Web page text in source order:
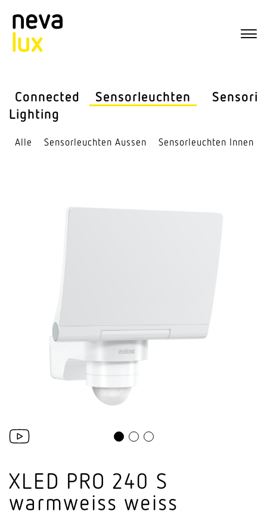
Connected
Lighting
Sensor­leuchten Sensorik
Alle Sensor­leuchten Aussen Sensor­leuchten Innen
XLED PRO 240 S
warm­weiss weiss